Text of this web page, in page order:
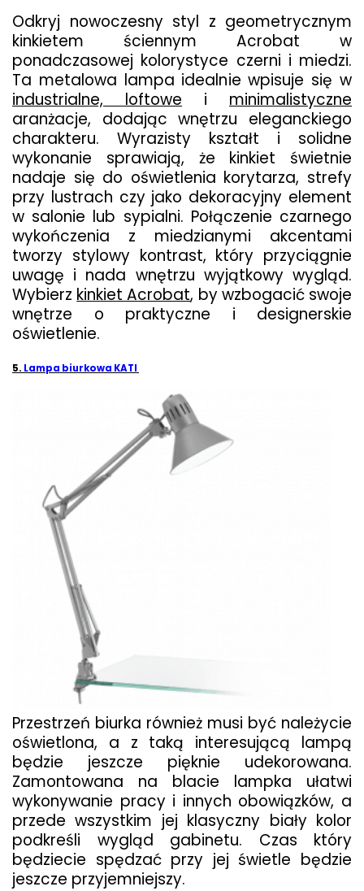
Odkryj nowoczesny styl z geometrycznym
kinkietem ściennym Acrobat w
ponadczasowej kolorystyce czerni i miedzi.
Ta metalowa lampa idealnie wpisuje się w
industrialne, loftowe i minimalistyczne
aranżacje, dodając wnętrzu eleganckiego
charakteru. Wyrazisty kształt i solidne
wykonanie sprawiają, że kinkiet świetnie
nadaje się do oświetlenia korytarza, strefy
przy lustrach czy jako dekoracyjny element
w salonie lub sypialni. Połączenie czarnego
wykończenia z miedzianymi akcentami
tworzy stylowy kontrast, który przyciągnie
uwagę i nada wnętrzu wyjątkowy wygląd.
Wybierz kinkiet Acrobat, by wzbogacić swoje
wnętrze o praktyczne i designerskie
oświetlenie.
5. Lampa biurkowa KATI
Przestrzeń biurka również musi być należycie
oświetlona, a z taką interesującą lampą
będzie jeszcze pięknie udekorowana.
Zamontowana na blacie lampka ułatwi
wykonywanie pracy i innych obowiązków, a
przede wszystkim jej klasyczny biały kolor
podkreśli wygląd gabinetu. Czas który
będziecie spędzać przy jej świetle będzie
jeszcze przyjemniejszy.